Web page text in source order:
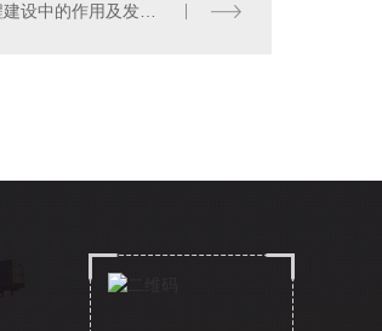
振冲碎石桩在四川工程建设中的作用及发展前景